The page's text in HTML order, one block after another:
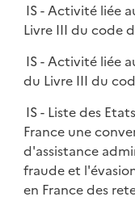
IS - Activité liée
Livre III du code
IS - Activité liée
du Livre III du
IS - Liste des
France une
d'assistance
fraude et
en France des